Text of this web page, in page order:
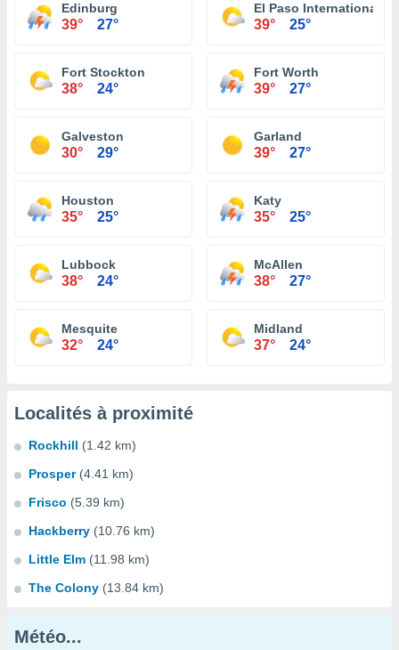
Edinburg
39° 27°
El Paso International
39° 25°
Fort Stockton
38° 24°
Fort Worth
39° 27°
Galveston
30° 29°
Garland
39° 27°
Houston
35° 25°
Katy
35° 25°
Lubbock
38° 24°
McAllen
38° 27°
Mesquite
32° 24°
Midland
37° 24°
Localités à proximité
Rockhill (1.42 km)
Prosper (4.41 km)
Frisco (5.39 km)
Hackberry (10.76 km)
Little Elm (11.98 km)
The Colony (13.84 km)
Météo...